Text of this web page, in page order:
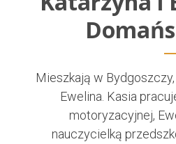
Mieszkają w
Ewelina. Kasia
motoryzacyjnej,
nauczycielką